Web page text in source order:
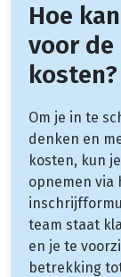
Hoe
voor de
kosten?
Om je in te
denken en
kosten, kun
opnemen via
team staat
en je te
betrekking